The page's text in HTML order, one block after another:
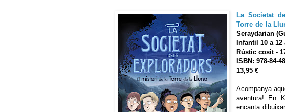
La Societat
Torre de la
Seraydarian
Infantil 10 a 12
Rústic cosit -
ISBN: 978-84-
13,95 €
Acompanya
aventura! En
encanta